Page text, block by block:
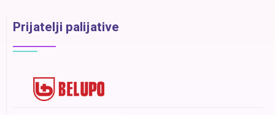
Prijatelji palijative